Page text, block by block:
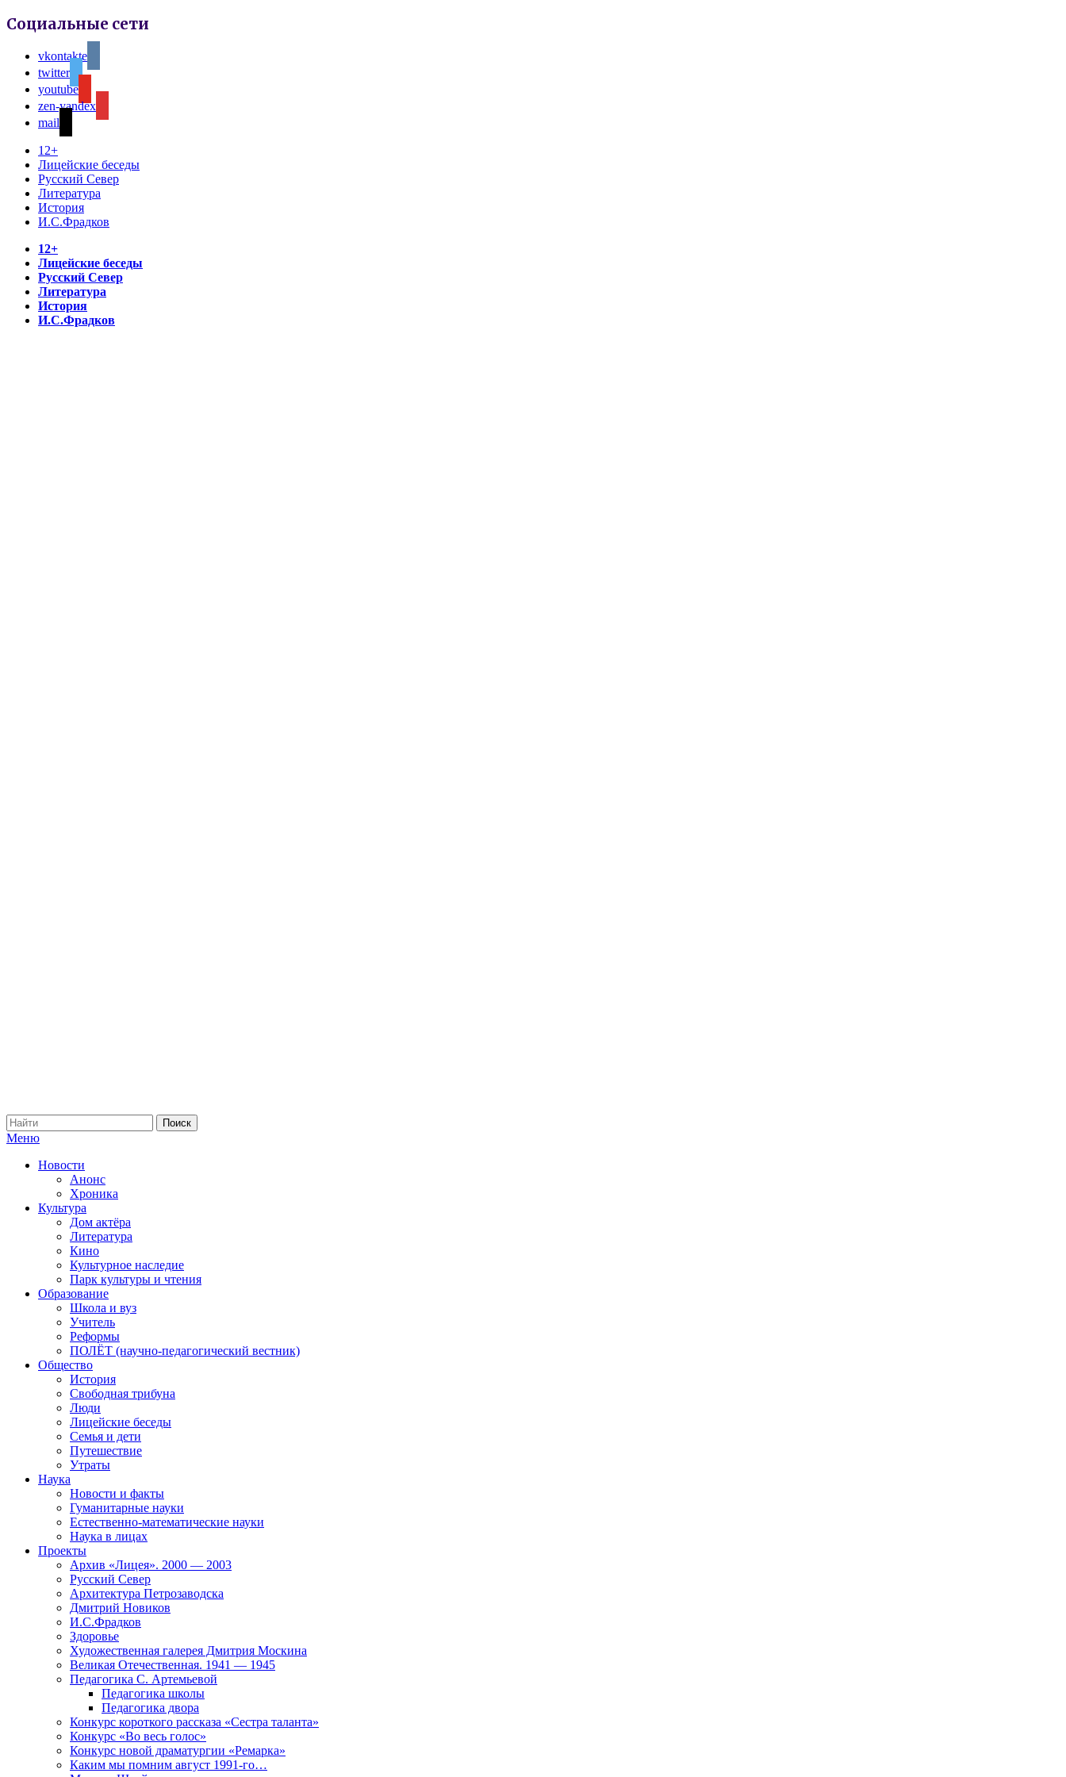
Социальные сети
vkontakte
twitter
youtube
zen-yandex
mail
12+
Лицейские беседы
Русский Север
Литература
История
И.С.Фрадков
12+
Лицейские беседы
Русский Север
Литература
История
И.С.Фрадков
Меню
Новости
Анонс
Хроника
Культура
Дом актёра
Литература
Кино
Культурное наследие
Парк культуры и чтения
Образование
Школа и вуз
Учитель
Реформы
ПОЛЁТ (научно-педагогический вестник)
Общество
История
Свободная трибуна
Люди
Лицейские беседы
Семья и дети
Путешествие
Утраты
Наука
Новости и факты
Гуманитарные науки
Естественно-математические науки
Наука в лицах
Проекты
Архив «Лицея». 2000 — 2003
Русский Север
Архитектура Петрозаводска
Дмитрий Новиков
И.С.Фрадков
Здоровье
Художественная галерея Дмитрия Москина
Великая Отечественная. 1941 — 1945
Педагогика С. Артемьевой
Педагогика школы
Педагогика двора
Конкурс короткого рассказа «Сестра таланта»
Конкурс «Во весь голос»
Конкурс новой драматургии «Ремарка»
Каким мы помним август 1991-го…